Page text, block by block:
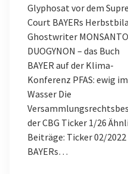
Glyphosat vor dem
Court BAYERs
Ghostwriter MONSANTO
DUOGYNON – das Buch
BAYER auf der Klima-
Konferenz PFAS: ewig im
Wasser Die
der CBG Ticker 1/26
Beiträge: Ticker 02/2022
BAYERs…